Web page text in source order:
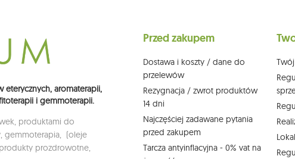
działem obsługi klienta
eterycznych, aromaterapii,
i gemmoterapii.
produktami do
gemmoterapia, (oleje
prozdrowotne,
Przed zakupem
Dostawa i koszty / dane do
przelewów
Rezygnacja / zwrot produktów
14 dni
Najczęściej zadawane pytania
przed zakupem
Tarcza antyinflacyjna - 0% vat na